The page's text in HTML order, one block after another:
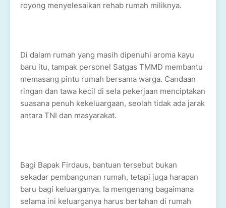
royong menyelesaikan rehab rumah miliknya.
Di dalam rumah yang masih dipenuhi aroma kayu
baru itu, tampak personel Satgas TMMD membantu
memasang pintu rumah bersama warga. Candaan
ringan dan tawa kecil di sela pekerjaan menciptakan
suasana penuh kekeluargaan, seolah tidak ada jarak
antara TNI dan masyarakat.
Bagi Bapak Firdaus, bantuan tersebut bukan
sekadar pembangunan rumah, tetapi juga harapan
baru bagi keluarganya. Ia mengenang bagaimana
selama ini keluarganya harus bertahan di rumah